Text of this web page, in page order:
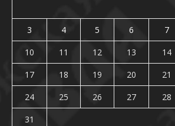
3
4 5 6 7
10
11 12 13 14
17
18 19 20 21
24
25 26 27 28
31